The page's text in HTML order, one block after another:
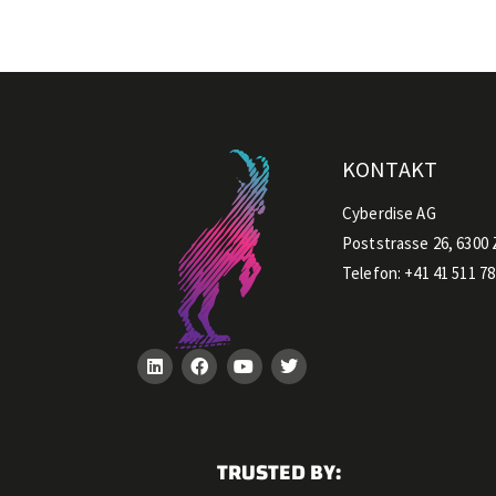
KONTAKT
Cyberdise AG
Poststrasse 26, 6300
Telefon: +41 41 511
TRUSTED BY: